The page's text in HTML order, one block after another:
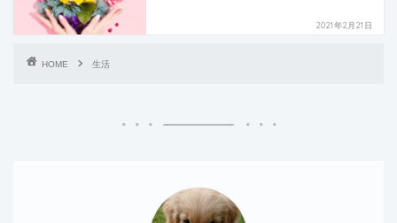
2021年2月21日
HOME 生活